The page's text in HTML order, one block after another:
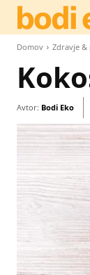
Domov Zdravje
Avtor: Bodi Eko